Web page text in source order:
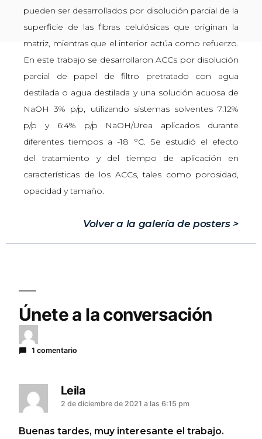
pueden ser desarrollados por disolución parcial de la
superficie de las fibras celulósicas que originan la
matriz, mientras que el interior actúa como refuerzo.
En este trabajo se desarrollaron ACCs por disolución
parcial de papel de filtro pretratado con agua
destilada o agua destilada y una solución acuosa de
NaOH 3% p/p, utilizando sistemas solventes 7:12%
p/p y 6:4% p/p NaOH/Urea aplicados durante
diferentes tiempos a -18 °C. Se estudió el efecto
del tratamiento y del tiempo de aplicación en
características de los ACCs, tales como porosidad,
opacidad y tamaño.
Volver a la galería de posters >
Únete a la conversación
1 comentario
Leila
2 de diciembre de 2021 a las 6:15 pm
Buenas tardes, muy interesante el trabajo.